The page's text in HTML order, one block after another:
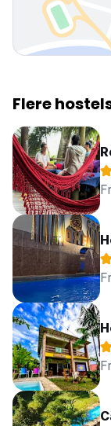
Flere